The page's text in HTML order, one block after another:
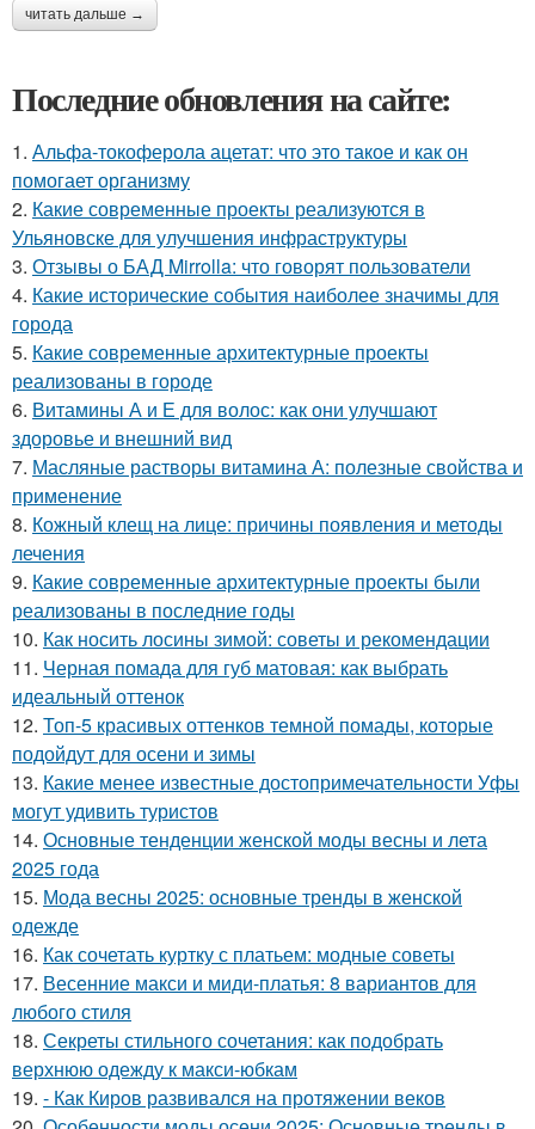
читать дальше →
Последние обновления на сайте:
1. Альфа-токоферола ацетат: что это такое и как он
помогает организму
2. Какие современные проекты реализуются в
Ульяновске для улучшения инфраструктуры
3. Отзывы о БАД Mirrolla: что говорят пользователи
4. Какие исторические события наиболее значимы для
города
5. Какие современные архитектурные проекты
реализованы в городе
6. Витамины А и Е для волос: как они улучшают
здоровье и внешний вид
7. Масляные растворы витамина А: полезные свойства и
применение
8. Кожный клещ на лице: причины появления и методы
лечения
9. Какие современные архитектурные проекты были
реализованы в последние годы
10. Как носить лосины зимой: советы и рекомендации
11. Черная помада для губ матовая: как выбрать
идеальный оттенок
12. Топ-5 красивых оттенков темной помады, которые
подойдут для осени и зимы
13. Какие менее известные достопримечательности Уфы
могут удивить туристов
14. Основные тенденции женской моды весны и лета
2025 года
15. Мода весны 2025: основные тренды в женской
одежде
16. Как сочетать куртку с платьем: модные советы
17. Весенние макси и миди-платья: 8 вариантов для
любого стиля
18. Секреты стильного сочетания: как подобрать
верхнюю одежду к макси-юбкам
19. - Как Киров развивался на протяжении веков